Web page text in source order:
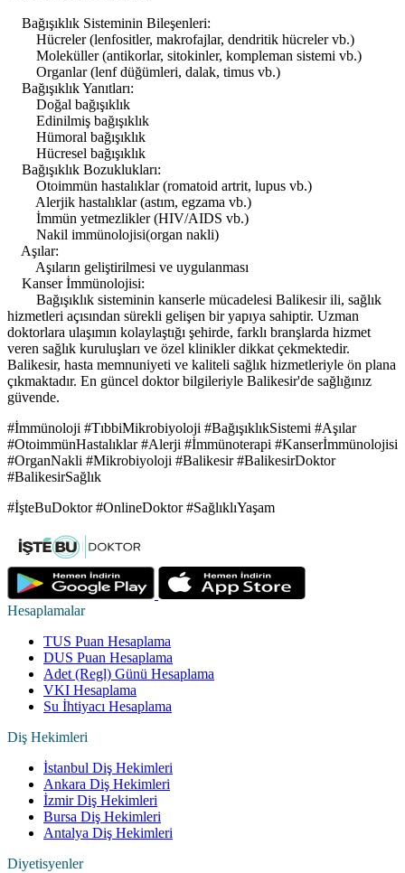
Bağışıklık Sisteminin Bileşenleri:
Hücreler (lenfositler, makrofajlar, dendritik hücreler vb.)
Moleküller (antikorlar, sitokinler, kompleman sistemi vb.)
Organlar (lenf düğümleri, dalak, timus vb.)
Bağışıklık Yanıtları:
Doğal bağışıklık
Edinilmiş bağışıklık
Hümoral bağışıklık
Hücresel bağışıklık
Bağışıklık Bozuklukları:
Otoimmün hastalıklar (romatoid artrit, lupus vb.)
Alerjik hastalıklar (astım, egzama vb.)
İmmün yetmezlikler (HIV/AIDS vb.)
Nakil immünolojisi(organ nakli)
Aşılar:
Aşıların geliştirilmesi ve uygulanması
Kanser İmmünolojisi:
Bağışıklık sisteminin kanserle mücadelesi Balikesir ili, sağlık
hizmetleri açısından sürekli gelişen bir yapıya sahiptir. Uzman
doktorlara ulaşımın kolaylaştığı şehirde, farklı branşlarda hizmet
veren sağlık kuruluşları ve özel klinikler dikkat çekmektedir.
Balikesir, hasta memnuniyeti ve kaliteli sağlık hizmetleriyle ön plana
çıkmaktadır. En güncel doktor bilgileriyle Balikesir'de sağlığınız
güvende.
#İmmünoloji #TıbbiMikrobiyoloji #BağışıklıkSistemi #Aşılar
#OtoimmünHastalıklar #Alerji #İmmünoterapi #Kanserİmmünolojisi
#OrganNakli #Mikrobiyoloji #Balikesir #BalikesirDoktor
#BalikesirSağlık
#İşteBuDoktor #OnlineDoktor #SağlıklıYaşam
Hesaplamalar
TUS Puan Hesaplama
DUS Puan Hesaplama
Adet (Regl) Günü Hesaplama
VKI Hesaplama
Su İhtiyacı Hesaplama
Diş Hekimleri
İstanbul Diş Hekimleri
Ankara Diş Hekimleri
İzmir Diş Hekimleri
Bursa Diş Hekimleri
Antalya Diş Hekimleri
Diyetisyenler